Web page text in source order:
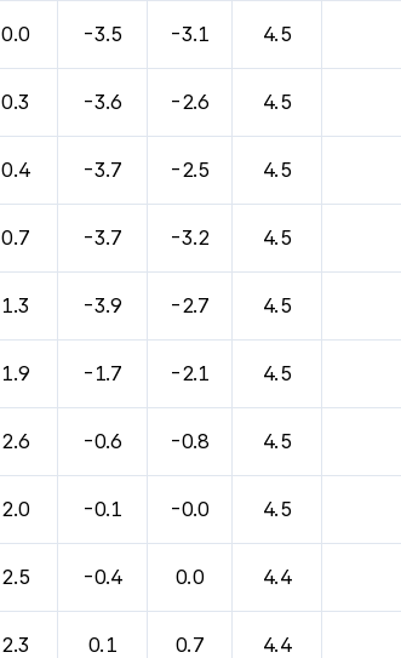
0.0 -3.5 -3.1 4.5
0.3 -3.6 -2.6 4.5
0.4 -3.7 -2.5 4.5
0.7 -3.7 -3.2 4.5
1.3 -3.9 -2.7 4.5
1.9 -1.7 -2.1 4.5
2.6 -0.6 -0.8 4.5
2.0 -0.1 -0.0 4.5
2.5 -0.4 0.0 4.4
2.3 0.1 0.7 4.4